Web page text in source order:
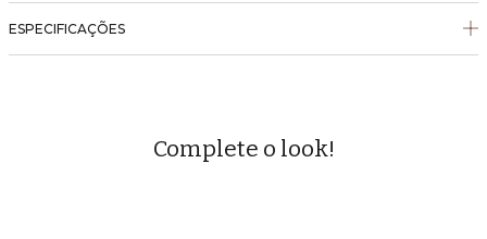
ESPECIFICAÇÕES
Complete o look!